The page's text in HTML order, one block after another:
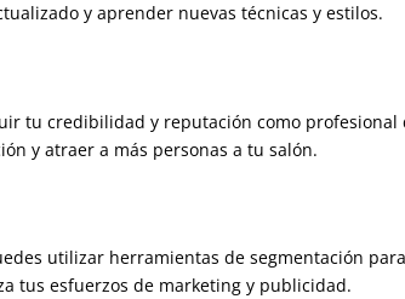
y aprender nuevas técnicas y estilos.
tu credibilidad y reputación como
y atraer a más personas a tu salón.
utilizar herramientas de segmentación
tus esfuerzos de marketing y publicidad.